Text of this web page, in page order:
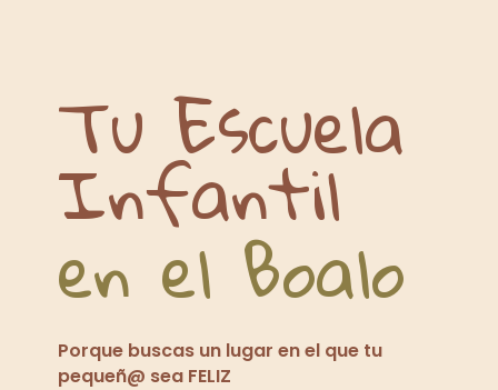
Tu Escuela
Infantil
en el Boalo
Porque buscas un lugar en el que tu
pequeñ@ sea FELIZ